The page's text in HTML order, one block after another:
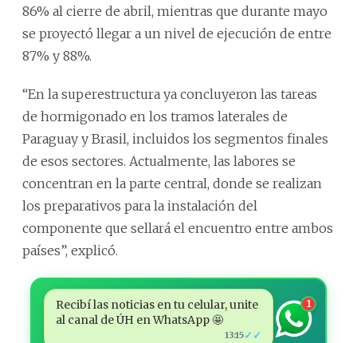
86% al cierre de abril, mientras que durante mayo
se proyectó llegar a un nivel de ejecución de entre
87% y 88%.
“En la superestructura ya concluyeron las tareas
de hormigonado en los tramos laterales de
Paraguay y Brasil, incluidos los segmentos finales
de esos sectores. Actualmente, las labores se
concentran en la parte central, donde se realizan
los preparativos para la instalación del
componente que sellará el encuentro entre ambos
países”, explicó.
Recibí las noticias en tu celular, unite
al canal de ÚH en WhatsApp 🤩
13:15✓✓
1